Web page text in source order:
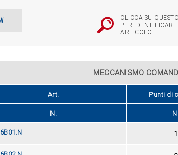
CLICCA SU
PER
ARTICOLO
MECCANISMO
Art. Punti di
N.
6B01.N 1